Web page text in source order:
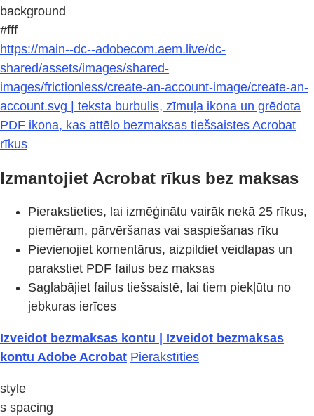
background
#fff
https://main--dc--adobecom.aem.live/dc-
shared/assets/images/shared-
images/frictionless/create-an-account-image/create-an-
account.svg | teksta burbulis, zīmuļa ikona un grēdota
PDF ikona, kas attēlo bezmaksas tiešsaistes Acrobat
rīkus
Izmantojiet Acrobat rīkus bez maksas
Pierakstieties, lai izmēģinātu vairāk nekā 25 rīkus,
piemēram, pārvēršanas vai saspiešanas rīku
Pievienojiet komentārus, aizpildiet veidlapas un
parakstiet PDF failus bez maksas
Saglabājiet failus tiešsaistē, lai tiem piekļūtu no
jebkuras ierīces
Izveidot bezmaksas kontu | Izveidot bezmaksas
kontu Adobe Acrobat Pierakstīties
style
s spacing